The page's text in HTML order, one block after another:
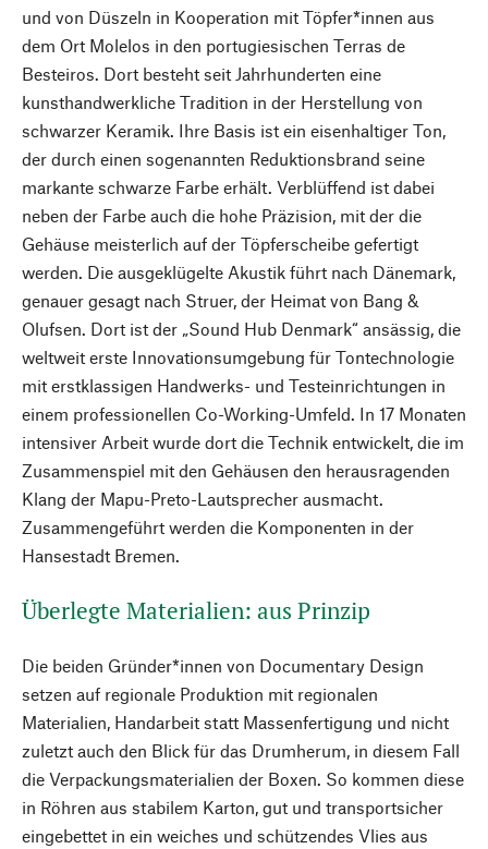
und von Düszeln in Kooperation mit Töpfer*innen aus
dem Ort Molelos in den portugiesischen Terras de
Besteiros. Dort besteht seit Jahrhunderten eine
kunsthandwerkliche Tradition in der Herstellung von
schwarzer Keramik. Ihre Basis ist ein eisenhaltiger Ton,
der durch einen sogenannten Reduktionsbrand seine
markante schwarze Farbe erhält. Verblüffend ist dabei
neben der Farbe auch die hohe Präzision, mit der die
Gehäuse meisterlich auf der Töpferscheibe gefertigt
werden. Die ausgeklügelte Akustik führt nach Dänemark,
genauer gesagt nach Struer, der Heimat von Bang &
Olufsen. Dort ist der „Sound Hub Denmark“ ansässig, die
weltweit erste Innovationsumgebung für Tontechnologie
mit erstklassigen Handwerks- und Testeinrichtungen in
einem professionellen Co-Working-Umfeld. In 17 Monaten
intensiver Arbeit wurde dort die Technik entwickelt, die im
Zusammenspiel mit den Gehäusen den herausragenden
Klang der Mapu-Preto-Lautsprecher ausmacht.
Zusammengeführt werden die Komponenten in der
Hansestadt Bremen.
Überlegte Materialien: aus Prinzip
Die beiden Gründer*innen von Documentary Design
setzen auf regionale Produktion mit regionalen
Materialien, Handarbeit statt Massenfertigung und nicht
zuletzt auch den Blick für das Drumherum, in diesem Fall
die Verpackungsmaterialien der Boxen. So kommen diese
in Röhren aus stabilem Karton, gut und transportsicher
eingebettet in ein weiches und schützendes Vlies aus